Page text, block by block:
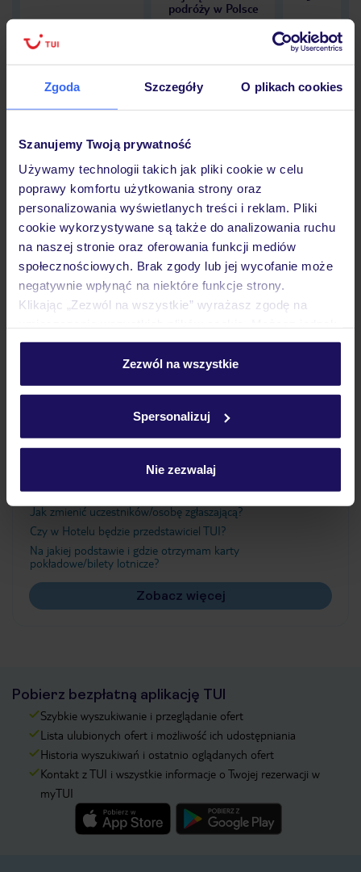
Zgoda Szczegóły O plikach cookies
Szanujemy Twoją prywatność
Używamy technologii takich jak pliki cookie w celu
poprawy komfortu użytkowania strony oraz
personalizowania wyświetlanych treści i reklam. Pliki
cookie wykorzystywane są także do analizowania ruchu
na naszej stronie oraz oferowania funkcji mediów
społecznościowych. Brak zgody lub jej wycofanie może
negatywnie wpłynąć na niektóre funkcje strony.
Klikając „Zezwól na wszystkie” wyrażasz zgodę na
personalizować swój wybór wchodząc w zakładkę
Szczegółowe informacje o plikach cookie znajdziesz
Zezwól na wszystkie
Spersonalizuj
Nie zezwalaj
podróży w Polsce
Hotel
Opinie
Pokoje
Wyżywienie
Ważne informacje
Jak zmienić uczestników/osobę zgłaszającą?
Czy w Hotelu będzie przedstawiciel TUI?
Na jakiej podstawie i gdzie otrzymam karty
pokładowe/bilety lotnicze?
Zobacz więcej
Pobierz bezpłatną aplikację TUI
Szybkie wyszukiwanie i przeglądanie ofert
Lista ulubionych ofert i możliwość ich udostępniania
Historia wyszukiwań i ostatnio oglądanych ofert
Kontakt z TUI i wszystkie informacje o Twojej rezerwacji w
myTUI